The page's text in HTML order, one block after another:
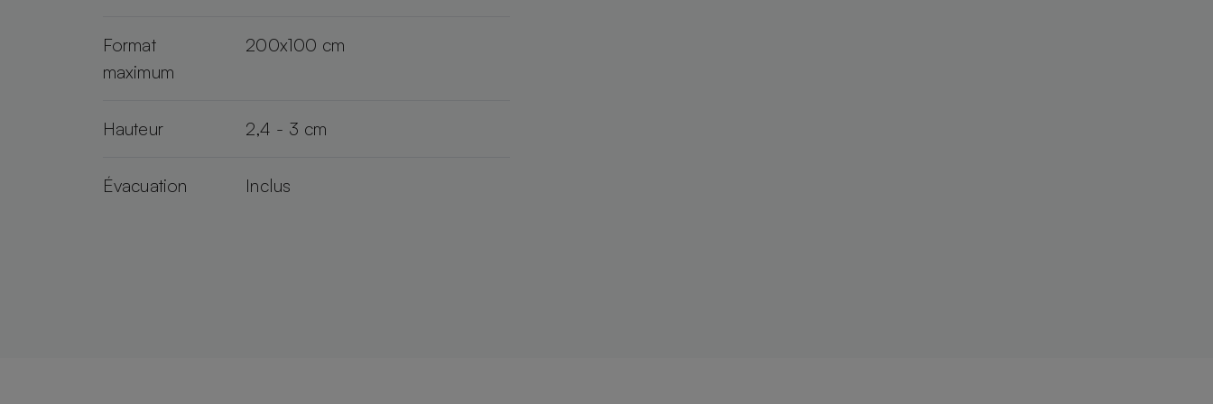
Format
maximum
200x100 cm
Hauteur 2,4 - 3 cm
Évacuation Inclus